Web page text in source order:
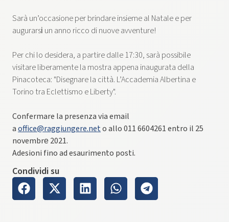
Sarà ​un’occasione per brindare insieme al Natale e per
augurar​si​ un anno ricco di nuove avventure!
Per chi lo desidera, a partire dalle 17:30, sar​à possibile
visitare liberamente la mostra appena inaugurata della
Pinacoteca: "Disegnare la città. L’Accademia Albertina e
Torino tra Eclettismo e Liberty".
​C​onfermar​e ​la presenza via email
aoffice@raggiungere.neto allo 011 6604261 entro il 25
novembre​ 2021​.
Adesioni fino ad esaurimento posti.
Condividi su